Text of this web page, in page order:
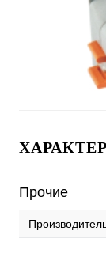
Прочие